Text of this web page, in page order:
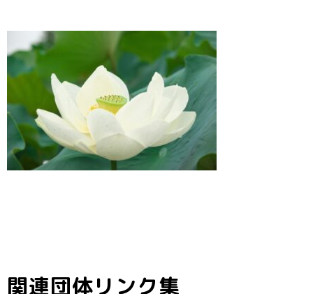
関連団体リンク集
子ども料理教室